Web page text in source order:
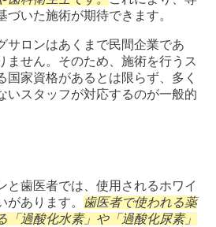
づいた施術が期待できます。
サロンはあくまで民間企業であ
ません。そのため、施術を行うス
国家資格があるとは限らず、多く
いスタッフが対応するのが一般的
と歯医者では、使用されるホワイ
があります。
歯医者で使われる薬
「過酸化水素」や「過酸化尿素」